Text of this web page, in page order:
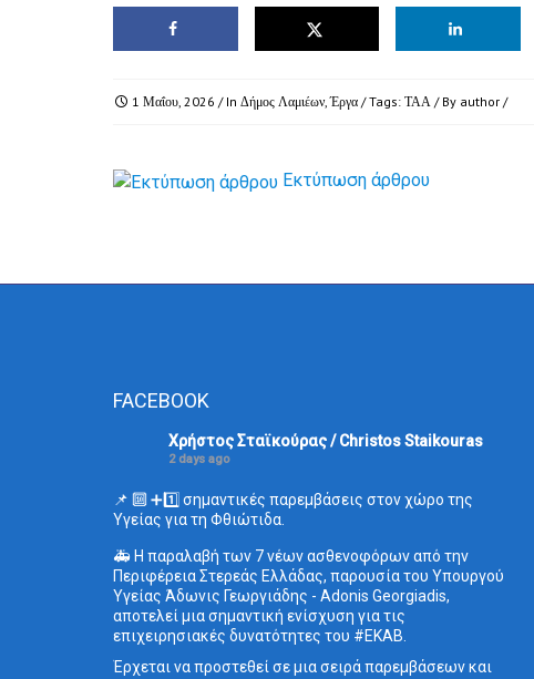
1 Μαΐου, 2026 / In Δήμος Λαμιέων,Έργα / Tags: ΤΑΑ / By author /
Εκτύπωση άρθρου
FACEBOOK
Χρήστος Σταϊκούρας / Christos Staikouras
2 days ago
📌 🔟 ➕1️⃣ σημαντικές παρεμβάσεις στον χώρο της
Υγείας για τη Φθιώτιδα.
🚑 Η παραλαβή των 7 νέων ασθενοφόρων από την
Περιφέρεια Στερεάς Ελλάδας, παρουσία του Υπουργού
Υγείας Άδωνις Γεωργιάδης - Adonis Georgiadis,
αποτελεί μια σημαντική ενίσχυση για τις
επιχειρησιακές δυνατότητες του #ΕΚΑΒ
Έρχεται να προστεθεί σε μια σειρά παρεμβάσεων και
Avata